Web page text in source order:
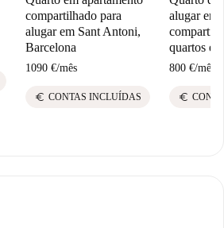
compartilhado para
alugar em Sant Antoni,
Barcelona
1090 €/mês
euro CONTAS INCLUÍDAS
alugar em
quartos
800 €/mês
euro